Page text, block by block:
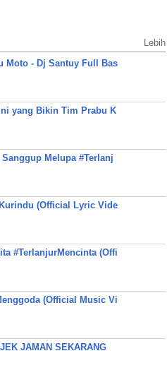
Lebih
Moto - Dj Santuy Full Bas
yang Bikin Tim Prabu K
Melupa #Terlanj
(Official Lyric Vide
#TerlanjurMencinta (Offi
(Official Music Vi
JAMAN SEKARANG